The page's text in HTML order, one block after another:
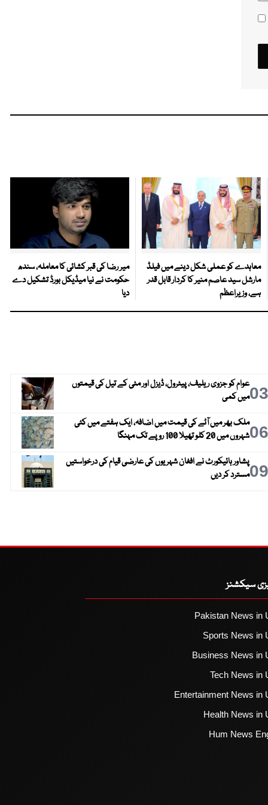
معاہدے کو عملی شکل دینے میں فیلڈ
مارشل سید عاصم منیر کا کردار قابل قدر
ہے، وزیراعظم
میر رضا کی قبر کشائی کا معاملہ، سندھ
حکومت نے نیا میڈیکل بورڈ تشکیل دے
دیا
03عوام کو جزوی ریلیف، پیٹرول، ڈیزل اور مٹی کے تیل کی قیمتوں
میں کمی
06ملک بھر میں آٹے کی قیمت میں اضافہ، ایک ہفتے میں کئی
شہروں میں 20 کلو تھیلا 100 روپے تک مہنگا
09پشاور ہائیکورٹ نے افغان شہریوں کی عارضی قیام کی درخواستیں
مسترد کر دیں
سیکشنز
Pakistan News in
Sports News in
Business News in
Tech News in
Entertainment News in
Health News in
Hum News